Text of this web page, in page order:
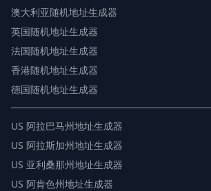
澳大利亚随机地址生成器
英国随机地址生成器
法国随机地址生成器
香港随机地址生成器
德国随机地址生成器
US 阿拉巴马州地址生成器
US 阿拉斯加州地址生成器
US 亚利桑那州地址生成器
US 阿肯色州地址生成器